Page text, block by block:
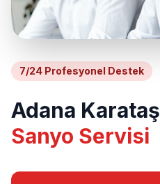
7/24 Profesyonel Destek
Adana Karataş
Sanyo Servisi